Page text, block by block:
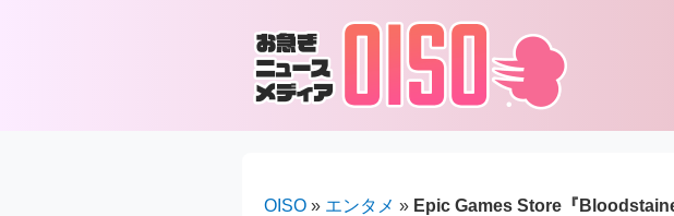
OISO » エンタメ » Epic Games Store『